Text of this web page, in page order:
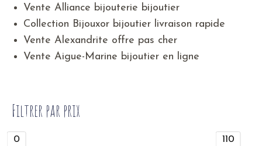
Vente Alliance bijouterie bijoutier
Collection Bijouxor bijoutier livraison rapide
Vente Alexandrite offre pas cher
Vente Aigue-Marine bijoutier en ligne
Filtrer par prix
0 110